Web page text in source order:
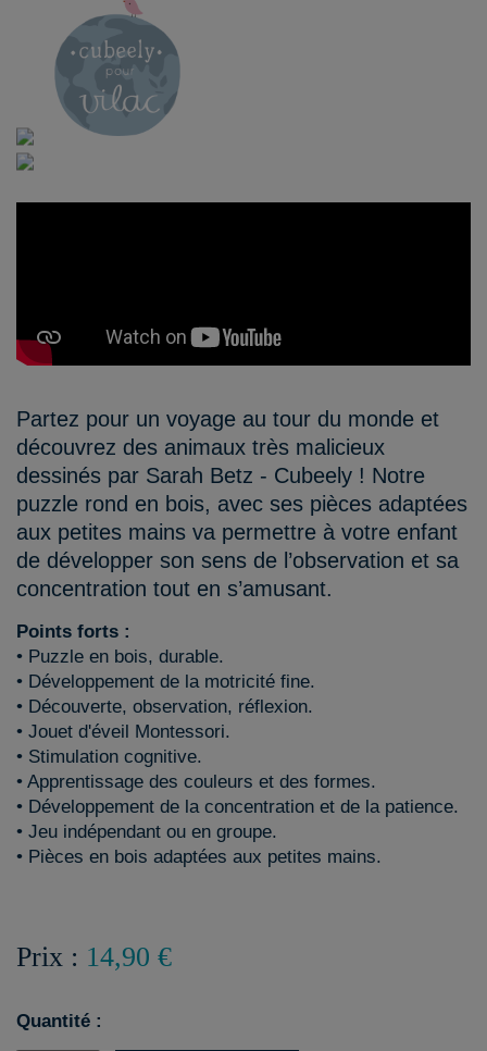
Partez pour un voyage au tour du monde et
découvrez des animaux très malicieux
dessinés par Sarah Betz - Cubeely ! Notre
puzzle rond en bois, avec ses pièces adaptées
aux petites mains va permettre à votre enfant
de développer son sens de l’observation et sa
concentration tout en s’amusant.
Points forts :
• Puzzle en bois, durable.
• Développement de la motricité fine.
• Découverte, observation, réflexion.
• Jouet d'éveil Montessori.
• Stimulation cognitive.
• Apprentissage des couleurs et des formes.
• Développement de la concentration et de la patience.
• Jeu indépendant ou en groupe.
• Pièces en bois adaptées aux petites mains.
Prix : 14,90 €
Quantité :